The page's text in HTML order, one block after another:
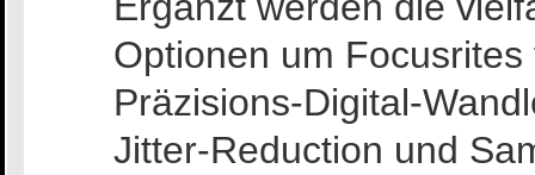
Optionen um
Präzisions-Digital-
Jitter-Reduction und